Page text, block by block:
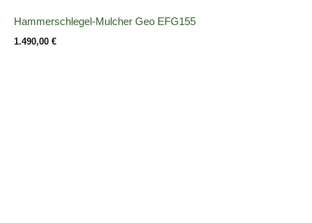
Hammerschlegel-Mulcher Geo EFG155
1.490,00 €